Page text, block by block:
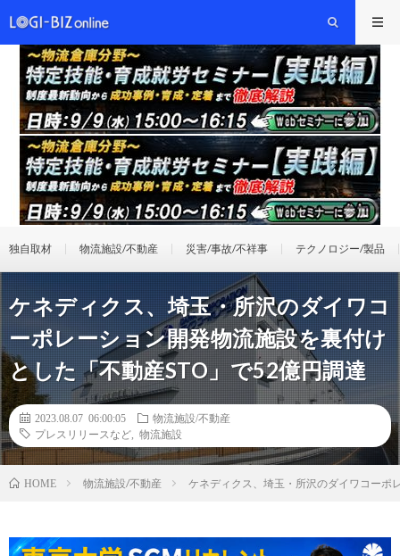
独自取材 物流施設/不動産 災害/事故/不祥事 テクノロジー/製品
ケネディクス、埼玉・所沢のダイワコ
ーポレーション開発物流施設を裏付け
とした「不動産STO」で52億円調達
2023.08.07 06:00:05
物流施設/不動産
プレスリリースなど
物流施設
HOME 物流施設/不動産 ケネディクス、埼玉・所沢のダイワコーポ